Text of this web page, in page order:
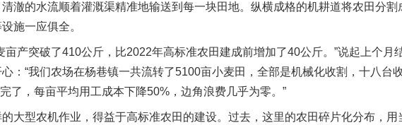
澈的水流顺着灌溉渠精准地输送到每一块田地。纵横成格的机耕道将农田分割
施一应俱全。
产突破了410公斤，比2022年高标准农田建成前增加了40公斤。”说起上个月
：“我们农场在杨巷镇一共流转了5100亩小麦田，全部是机械化收割，十八台
了，每亩平均用工成本下降50%，边角浪费几乎为零。”
型农机作业，得益于高标准农田的建设。过去，这里的农田碎片化分布，用